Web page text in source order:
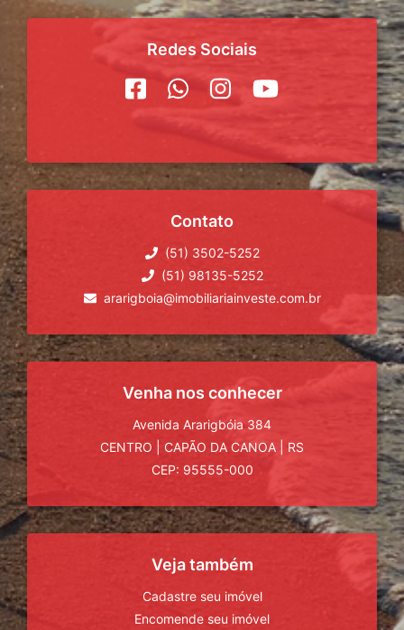
Redes Sociais
Contato
(51) 3502-5252
(51) 98135-5252
ararigboia@imobiliariainveste.com.br
Venha nos conhecer
Avenida Ararigbóia 384
CENTRO
CAPÃO DA CANOA
RS
CEP: 95555-000
Veja também
Cadastre seu imóvel
Encomende seu imóvel